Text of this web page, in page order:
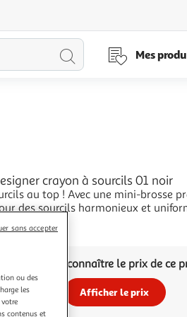
Lancer
Mes
crayon à sourcils 01 noir
au top ! Avec une mini-brosse
des sourcils harmonieux et uniformes.
!
Vous voulez connaître le prix de ce
Afficher le prix
ou des
les
contenus et
sans accepter